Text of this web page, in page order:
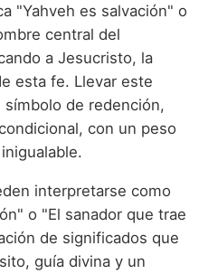
"Yahveh es salvación" o
central del
a Jesucristo, la
esta fe. Llevar este
de redención,
con un peso
interpretarse como
o "El sanador que trae
de significados que
guía divina y un